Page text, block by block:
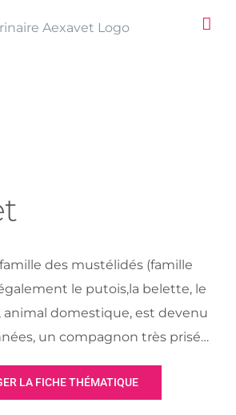
des mustélidés (famille
le putois,la belette, le
animal domestique, est devenu
un compagnon très prisé…
LA FICHE THÉMATIQUE